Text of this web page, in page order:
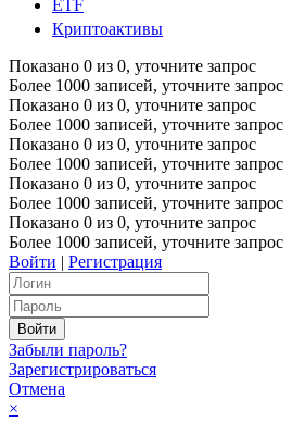
ETF
Криптоактивы
Показано 0 из 0, уточните запрос
Более 1000 записей, уточните запрос
Показано 0 из 0, уточните запрос
Более 1000 записей, уточните запрос
Показано 0 из 0, уточните запрос
Более 1000 записей, уточните запрос
Показано 0 из 0, уточните запрос
Более 1000 записей, уточните запрос
Показано 0 из 0, уточните запрос
Более 1000 записей, уточните запрос
Войти | Регистрация
Забыли пароль?
Зарегистрироваться
Отмена
×